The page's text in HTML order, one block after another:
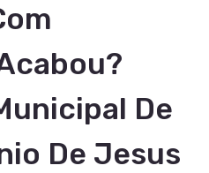
De
De Jesus